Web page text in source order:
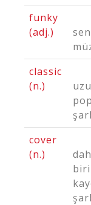
funky
(adj.)
classic
(n.)
cover
(n.)